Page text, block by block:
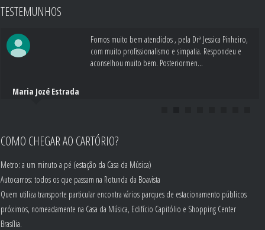
TESTEMUNHOS
Fomos muito bem atendidos , pela Drª Jessica Pinheiro,
com muito profissionalismo e simpatia. Respondeu e
aconselhou muito bem. Posteriormen...
Maria Jozé Estrada
COMO CHEGAR AO CARTÓRIO?
Metro: a um minuto a pé (estação da Casa da Música)
Autocarros: todos os que passam na Rotunda da Boavista
Quem utiliza transporte particular encontra vários parques de estacionamento públicos
próximos, nomeadamente na Casa da Música, Edifício Capitólio e Shopping Center
Brasília.